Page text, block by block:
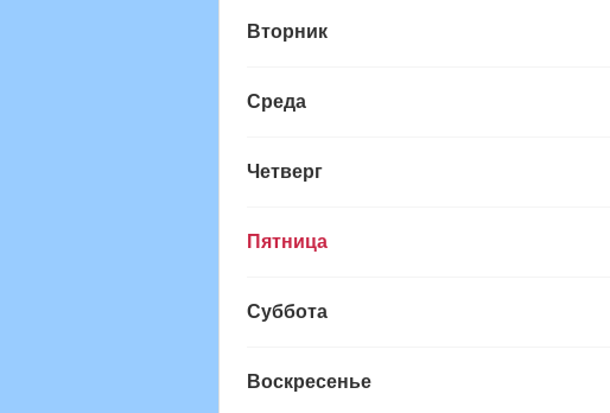
Вторник
Среда
Четверг
Пятница
Суббота
Воскресенье